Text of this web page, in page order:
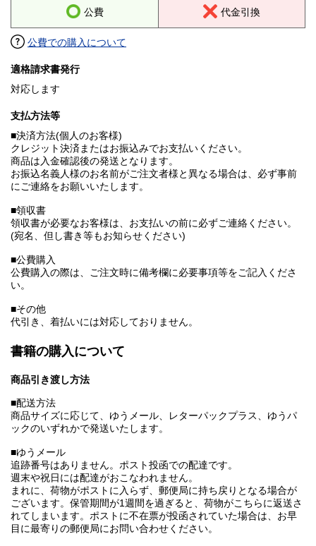
公費 代金引換
公費での購入について
適格請求書発行
対応します
支払方法等
■決済方法(個人のお客様)
クレジット決済またはお振込みでお支払いください。
商品は入金確認後の発送となります。
お振込名義人様のお名前がご注文者様と異なる場合は、必ず事前
にご連絡をお願いいたします。
■領収書
領収書が必要なお客様は、お支払いの前に必ずご連絡ください。
(宛名、但し書き等もお知らせください)
■公費購入
公費購入の際は、ご注文時に備考欄に必要事項等をご記入くださ
い。
■その他
代引き、着払いには対応しておりません。
書籍の購入について
商品引き渡し方法
■配送方法
商品サイズに応じて、ゆうメール、レターパックプラス、ゆうパ
ックのいずれかで発送いたします。
■ゆうメール
追跡番号はありません。ポスト投函での配達です。
週末や祝日には配達がおこなわれません。
まれに、荷物がポストに入らず、郵便局に持ち戻りとなる場合が
ございます。保管期間が1週間を過ぎると、荷物がこちらに返送さ
れてしまいます。ポストに不在票が投函されていた場合は、お早
目に最寄りの郵便局にお問い合わせください。